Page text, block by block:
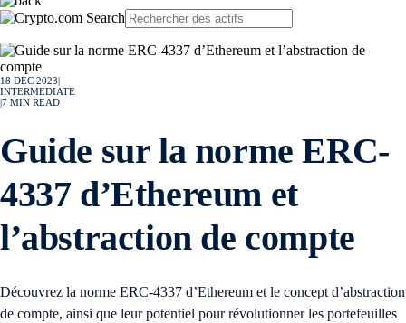
18 DEC 2023
INTERMEDIATE
7 MIN READ
Guide sur la norme ERC-
4337 d’Ethereum et
l’abstraction de compte
Découvrez la norme ERC-4337 d’Ethereum et le concept d’abstraction
de compte, ainsi que leur potentiel pour révolutionner les portefeuilles